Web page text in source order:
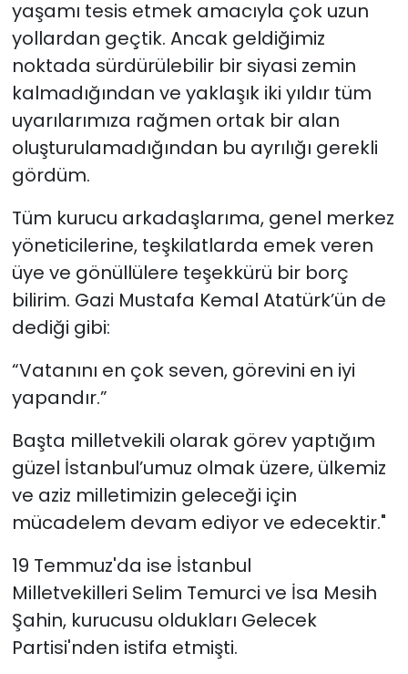
yaşamı tesis etmek amacıyla çok uzun
yollardan geçtik. Ancak geldiğimiz
noktada sürdürülebilir bir siyasi zemin
kalmadığından ve yaklaşık iki yıldır tüm
uyarılarımıza rağmen ortak bir alan
oluşturulamadığından bu ayrılığı gerekli
gördüm.
Tüm kurucu arkadaşlarıma, genel merkez
yöneticilerine, teşkilatlarda emek veren
üye ve gönüllülere teşekkürü bir borç
bilirim. Gazi Mustafa Kemal Atatürk’ün de
dediği gibi:
“Vatanını en çok seven, görevini en iyi
yapandır.”
Başta milletvekili olarak görev yaptığım
güzel İstanbul’umuz olmak üzere, ülkemiz
ve aziz milletimizin geleceği için
mücadelem devam ediyor ve edecektir."
19 Temmuz'da ise İstanbul
Milletvekilleri Selim Temurci ve İsa Mesih
Şahin, kurucusu oldukları Gelecek
Partisi'nden istifa etmişti.